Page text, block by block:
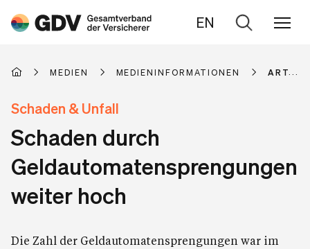
EN
Zur
MEDIEN MEDIENINFORMATIONEN
Schaden & Unfall
Schaden durch
Geldautomatensprengungen
weiter hoch
Die Zahl der Geldautomatensprengungen war im